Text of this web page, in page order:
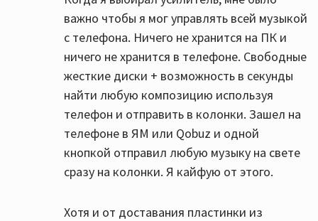
важно чтобы я мог управлять всей музыкой
с телефона. Ничего не хранится на ПК и
ничего не хранится в телефоне. Свободные
жесткие диски + возможность в секунды
найти любую композицию используя
телефон и отправить в колонки. Зашел на
телефоне в ЯМ или Qobuz и одной
кнопкой отправил любую музыку на свете
сразу на колонки. Я кайфую от этого.
Хотя и от доставания пластинки из